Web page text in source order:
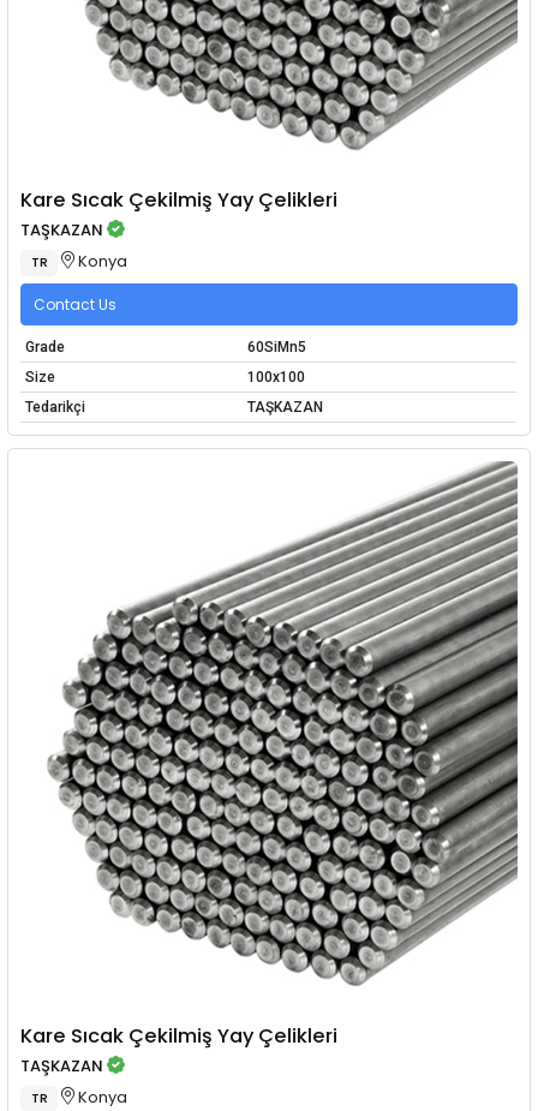
Kare Sıcak Çekilmiş Yay Çelikleri
TAŞKAZAN
TR Konya
Contact Us
Grade
60SiMn5
Size
100x100
Tedarikçi
TAŞKAZAN
Kare Sıcak Çekilmiş Yay Çelikleri
TAŞKAZAN
TR Konya